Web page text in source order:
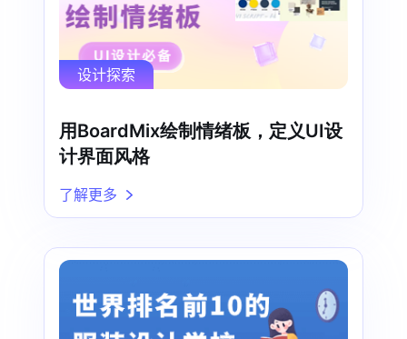
设计探索
用BoardMix绘制情绪板，定义UI设
计界面风格
了解更多